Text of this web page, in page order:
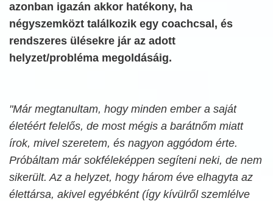
azonban igazán akkor hatékony, ha
négyszemközt találkozik egy coachcsal, és
rendszeres ülésekre jár az adott
helyzet/probléma megoldásáig.
"Már megtanultam, hogy minden ember a saját
életéért felelős, de most mégis a barátnőm miatt
írok, mivel szeretem, és nagyon aggódom érte.
Próbáltam már sokféleképpen segíteni neki, de nem
sikerült. Az a helyzet, hogy három éve elhagyta az
élettársa, akivel egyébként (így kívülről szemlélve